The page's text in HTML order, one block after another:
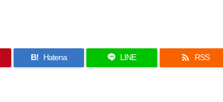
B! Hatena LINE  RSS